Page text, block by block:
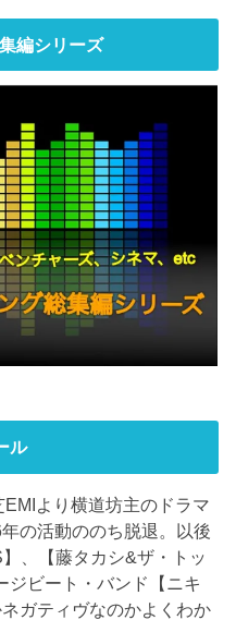
編シリーズ
ル
より横道坊主のドラマ
の活動ののち脱退。以後
、【藤タカシ&ザ・トッ
ジビート・バンド【ニキ
ガティヴなのかよくわか